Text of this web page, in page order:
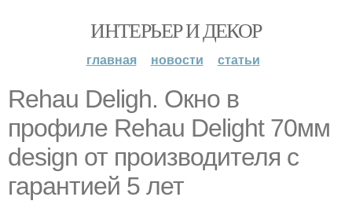
ИНТЕРЬЕР И ДЕКОР
главная новости статьи
Rehau Deligh. Окно в
профиле Rehau Delight 70мм
design от производителя с
гарантией 5 лет